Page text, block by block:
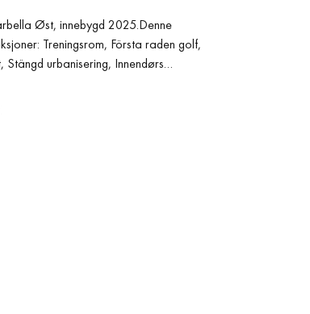
Øst, innebygd 2025.Denne
Treningsrom, Första raden golf,
Stängd urbanisering, Innendørs
og Jacuzzi.